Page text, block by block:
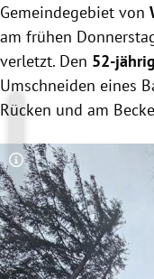
Gemeindegebiet von
am frühen
verletzt. Den 52-
Umschneiden eines
Rücken und am
Copyright-